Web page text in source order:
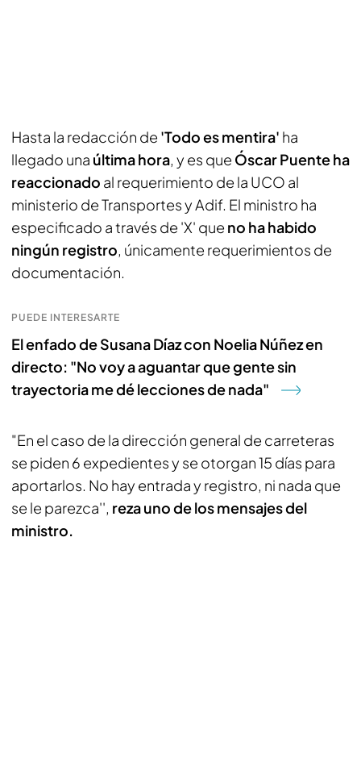
Hasta la redacción de 'Todo es mentira' ha
llegado una última hora, y es que Óscar Puente ha
reaccionado al requerimiento de la UCO al
ministerio de Transportes y Adif. El ministro ha
especificado a través de 'X' que no ha habido
ningún registro, únicamente requerimientos de
documentación.
PUEDE INTERESARTE
El enfado de Susana Díaz con Noelia Núñez en
directo: "No voy a aguantar que gente sin
trayectoria me dé lecciones de nada"
"En el caso de la dirección general de carreteras
se piden 6 expedientes y se otorgan 15 días para
aportarlos. No hay entrada y registro, ni nada que
se le parezca'', reza uno de los mensajes del
ministro.